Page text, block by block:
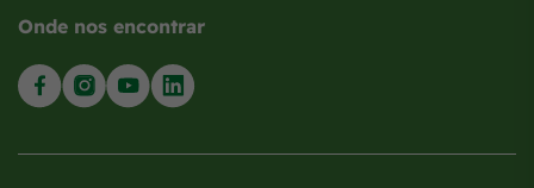
Onde nos encontrar